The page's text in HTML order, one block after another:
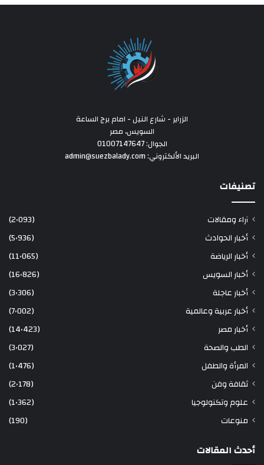
الزراير - شارع النيل - امام برج الساعة
السويس، مصر
الجوال: 01007147647
البريد الألكتروني: admin@suezbalady.com
تصنيفات
آراء ومقالات
(2٬093)
أخبار الحوادث
(5٬936)
أخبار الرياضة
(11٬065)
أخبار السويس
(16٬826)
أخبار عاجلة
(3٬306)
أخبار عربية وعالمية
(7٬002)
أخبار مصر
(14٬423)
الطب والصحة
(3٬027)
المرأة والطفل
(1٬476)
ثقافة وفن
(2٬178)
علوم وتكنولوجيا
(1٬362)
منوعات
(190)
أحدث المقالات